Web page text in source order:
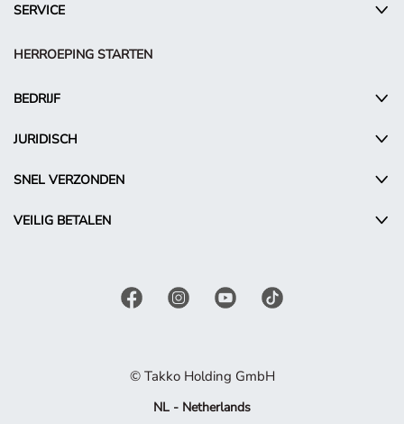
SERVICE
HERROEPING STARTEN
BEDRIJF
JURIDISCH
SNEL VERZONDEN
VEILIG BETALEN
© Takko Holding GmbH
NL - Netherlands